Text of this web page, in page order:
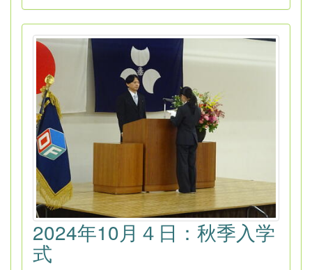
2024年10月４日：秋季入学
式